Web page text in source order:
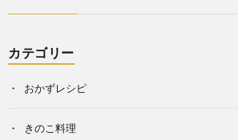
カテゴリー
おかずレシピ
きのこ料理